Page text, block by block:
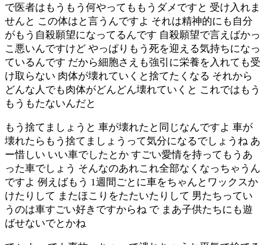
で医者はもうもう何やってももうダメですと 受け入れま
せんと この体はと言うんですよ それは精神的にも自分
がもう自殺願望になってるんです 自殺願望で言えばかっ
こ悪いんですけど やっぱりもう死を迎える気持ちになっ
ているんです だから細胞さえも強引に栄養を入れても受
け取らない 肉体が壊れていくと捨てたくなる それから
どんな人でも肉体がどんどん壊れていくと これではもう
もうもたないんだと
もう捨てましょうと 車が壊れたと同じなんですよ 車が
壊れたらもう捨てましょうって気分になるでしょうね あ
ー惜しい いい車でしたとか すごい愛情を持ってもうあ
った車でしょう そんなのあれこれ全部なくなっちゃうん
ですよ 例えばもう 1週間ごとに車をちゃんとワックスか
けたりして またほこりをたたいたりして 男たちってい
うのは車すごい好きですからね で まあ子供たちにも遊
ばせないでとかね